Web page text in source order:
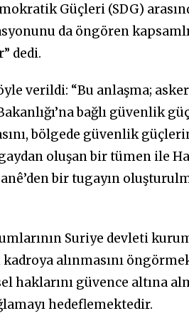
Güçleri (SDG)
da öngören
dedi.
verildi: “Bu anlaşma;
bağlı güvenlik
bölgede güvenlik
oluşan bir tümen ile
bir tugayın
Suriye devleti
alınmasını
haklarını güvence altına
hedeflemektedir.